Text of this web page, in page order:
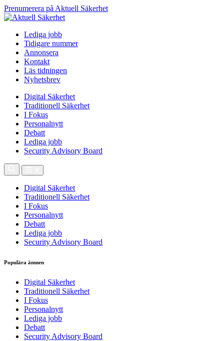
Prenumerera på Aktuell Säkerhet
Lediga jobb
Tidigare nummer
Annonsera
Kontakt
Läs tidningen
Nyhetsbrev
Digital Säkerhet
Traditionell Säkerhet
I Fokus
Personalnytt
Debatt
Lediga jobb
Security Advisory Board
Digital Säkerhet
Traditionell Säkerhet
I Fokus
Personalnytt
Debatt
Lediga jobb
Security Advisory Board
Populära ämnen
Digital Säkerhet
Traditionell Säkerhet
I Fokus
Personalnytt
Lediga jobb
Debatt
Security Advisory Board